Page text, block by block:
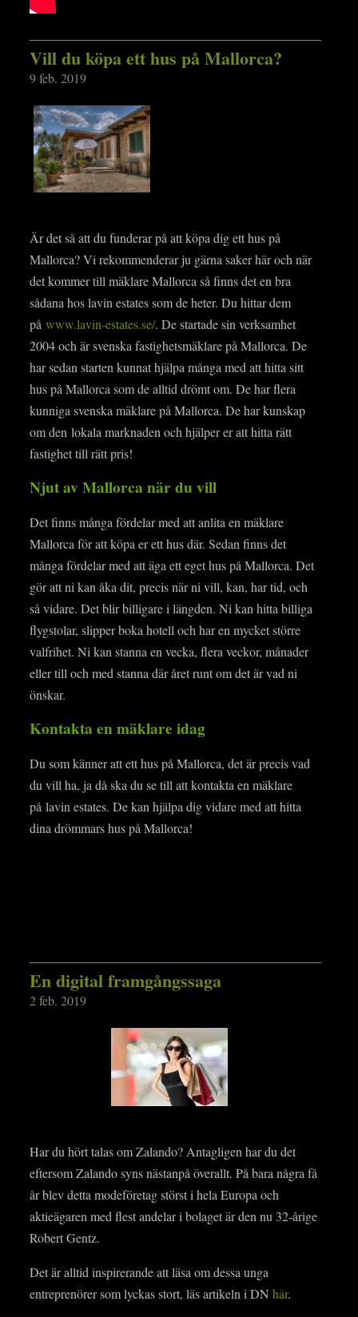
Vill du köpa ett hus på Mallorca?
9 feb. 2019
Är det så att du funderar på att köpa dig ett hus på
Mallorca? Vi rekommenderar ju gärna saker här och när
det kommer till mäklare Mallorca så finns det en bra
sådana hos lavin estates som de heter. Du hittar dem
på www.lavin-estates.se/. De startade sin verksamhet
2004 och är svenska fastighetsmäklare på Mallorca. De
har sedan starten kunnat hjälpa många med att hitta sitt
hus på Mallorca som de alltid drömt om. De har flera
kunniga svenska mäklare på Mallorca. De har kunskap
om den lokala marknaden och hjälper er att hitta rätt
fastighet till rätt pris!
Njut av Mallorca när du vill
Det finns många fördelar med att anlita en mäklare
Mallorca för att köpa er ett hus där. Sedan finns det
många fördelar med att äga ett eget hus på Mallorca. Det
gör att ni kan åka dit, precis när ni vill, kan, har tid, och
så vidare. Det blir billigare i längden. Ni kan hitta billiga
flygstolar, slipper boka hotell och har en mycket större
valfrihet. Ni kan stanna en vecka, flera veckor, månader
eller till och med stanna där året runt om det är vad ni
önskar.
Kontakta en mäklare idag
Du som känner att ett hus på Mallorca, det är precis vad
du vill ha, ja då ska du se till att kontakta en mäklare
på lavin estates. De kan hjälpa dig vidare med att hitta
dina drömmars hus på Mallorca!
En digital framgångssaga
2 feb. 2019
Har du hört talas om Zalando? Antagligen har du det
eftersom Zalando syns nästanpå överallt. På bara några få
år blev detta modeföretag störst i hela Europa och
aktieägaren med flest andelar i bolaget är den nu 32-årige
Robert Gentz.
Det är alltid inspirerande att läsa om dessa unga
entreprenörer som lyckas stort, läs artikeln i DN här.